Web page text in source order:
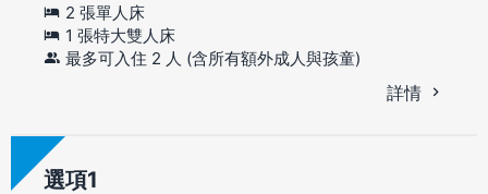
2 張單人床
1 張特大雙人床
最多可入住 2 人 (含所有額外成人與孩童)
詳情
選項